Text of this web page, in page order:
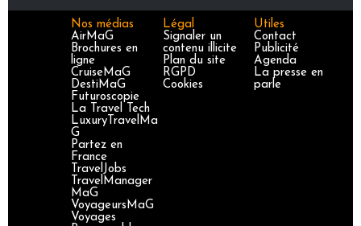
Nos médias
AirMaG
Brochures en
ligne
CruiseMaG
DestiMaG
Futuroscopie
La Travel Tech
LuxuryTravelMa
G
Partez en
France
TravelJobs
TravelManager
MaG
VoyageursMaG
Voyages
Légal
Signaler un
contenu illicite
Plan du site
RGPD
Cookies
Utiles
Contact
Publicité
Agenda
La presse en
parle